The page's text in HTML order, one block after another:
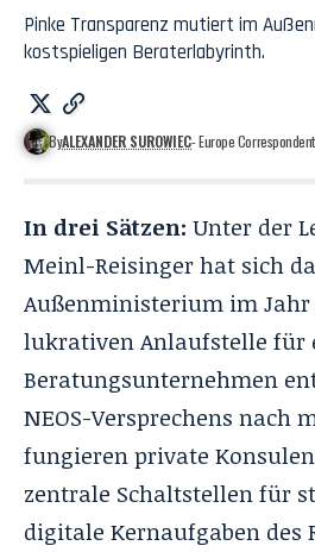
Pinke Transparenz mutiert im
kostspieligen Beraterlabyrinth.
ByALEXANDER SUROWIEC- Europe Correspondent
In drei Sätzen: Unter der
Meinl-Reisinger hat sich
Außenministerium im Jahr
lukrativen Anlaufstelle für
Beratungsunternehmen
NEOS-Versprechens nach
fungieren private
zentrale Schaltstellen für
digitale Kernaufgaben des